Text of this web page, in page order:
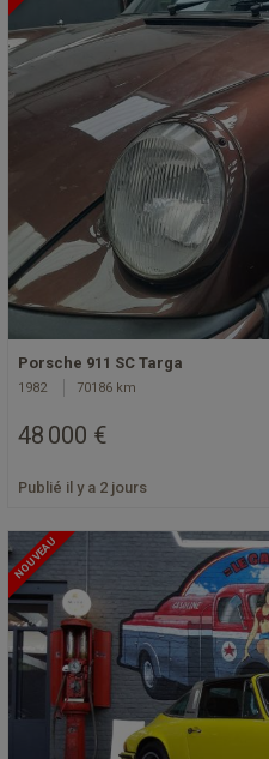
Porsche 911 SC Targa
1982 70186 km
48 000 €
Publié il y a 2 jours
NOUVEAU